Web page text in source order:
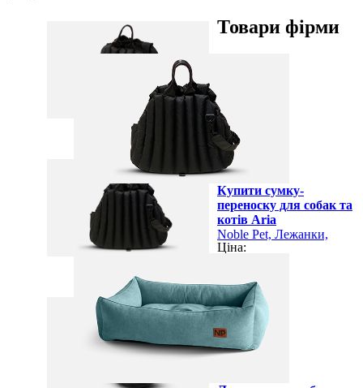
Товари фірми
Купити сумку-
переноску для собак та
котів Aria
Noble Pet, Лежанки,
одяг, аксесуари для
Ціна: